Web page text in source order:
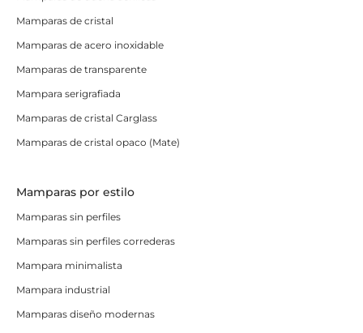
Mamparas de cristal
Mamparas de acero inoxidable
Mamparas de transparente
Mampara serigrafiada
Mamparas de cristal Carglass
Mamparas de cristal opaco (Mate)
Mamparas por estilo
Mamparas sin perfiles
Mamparas sin perfiles correderas
Mampara minimalista
Mampara industrial
Mamparas diseño modernas